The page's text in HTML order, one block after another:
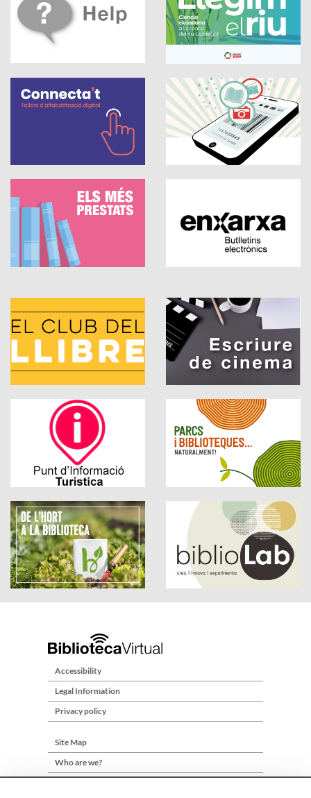
Accessibility
Legal Information
Privacy policy
Site Map
Who are we?